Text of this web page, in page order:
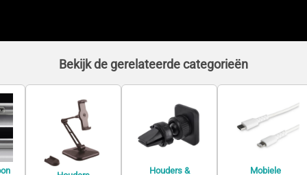
Bekijk de gerelateerde categorieën
Houders &
Mobiele